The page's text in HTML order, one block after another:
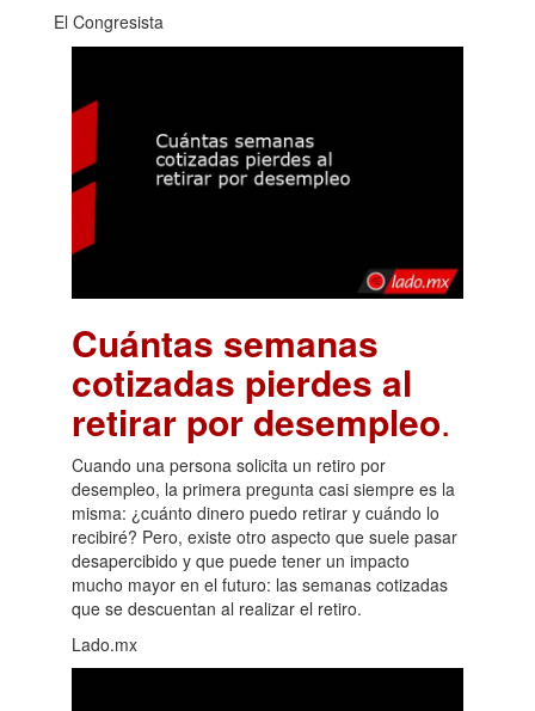
El Congresista
Cuántas semanas
cotizadas pierdes al
retirar por desempleo.
Cuando una persona solicita un retiro por
desempleo, la primera pregunta casi siempre es la
misma: ¿cuánto dinero puedo retirar y cuándo lo
recibiré? Pero, existe otro aspecto que suele pasar
desapercibido y que puede tener un impacto
mucho mayor en el futuro: las semanas cotizadas
que se descuentan al realizar el retiro.
Lado.mx